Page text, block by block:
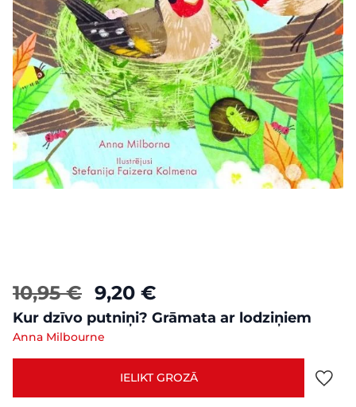
10,95 € 9,20 €
Kur dzīvo putniņi? Grāmata ar lodziņiem
Anna Milbourne
IELIKT GROZĀ